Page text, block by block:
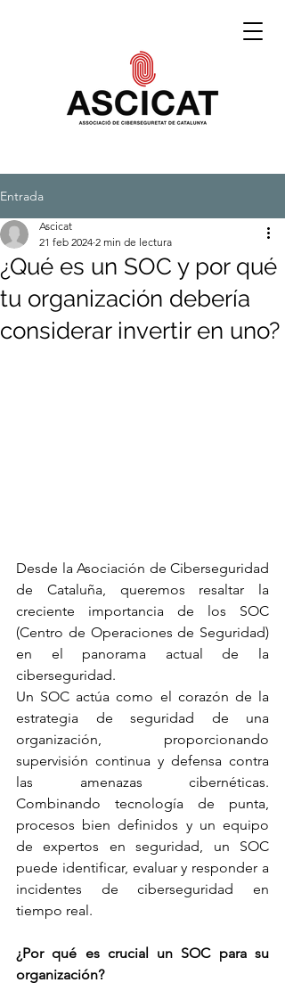
Entrada
¿Qué es un SOC y por qué
tu organización debería
considerar invertir en uno?
Ascicat
21 feb 2024 2 min de lectura
Desde la Asociación de Ciberseguridad
de Cataluña, queremos resaltar la
creciente importancia de los SOC
(Centro de Operaciones de Seguridad)
en el panorama actual de la
ciberseguridad.
Un SOC actúa como el corazón de la
estrategia de seguridad de una
organización, proporcionando
supervisión continua y defensa contra
las amenazas cibernéticas.
Combinando tecnología de punta,
procesos bien definidos y un equipo
de expertos en seguridad, un SOC
puede identificar, evaluar y responder a
incidentes de ciberseguridad en
tiempo real.
¿Por qué es crucial un SOC para su
organización?